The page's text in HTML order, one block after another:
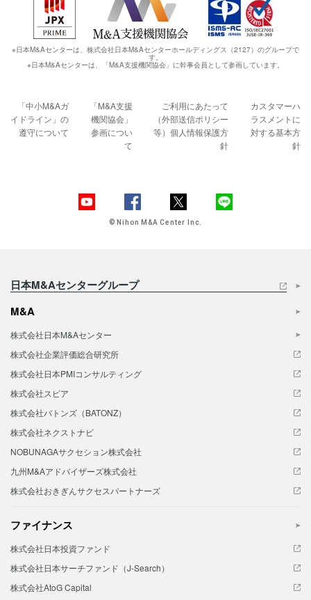
※日本M&Aセンターは、株式会社日本M&Aセンターホールディングス（2127）のグループで
す。
※日本M&Aセンターは、「M&A支援機関協会」に幹事会員として参画しています。
「中小M&Aガ
イドライン」の
遵守について
「M&A支援
機関協会」
参画につい
て
ご利用にあたって
（外部送信ポリシー
等）個人情報保護方
針
カスタマーハ
ラスメントに
対する基本方
針
© Nihon M&A Center Inc.
日本M&Aセンターグループ
M&A
株式会社日本M&Aセンター
株式会社企業評価総合研究所
株式会社日本PMIコンサルティング
株式会社スピア
株式会社バトンズ（BATONZ）
株式会社ネクストナビ
NOBUNAGAサクセション株式会社
九州M&Aアドバイザーズ株式会社
株式会社おきぎんサクセスパートナーズ
ファイナンス
株式会社日本投資ファンド
株式会社日本サーチファンド（J-Search）
株式会社AtoG Capital